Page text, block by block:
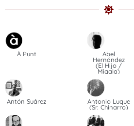
À Punt Abel
Hernández
(El Hijo /
Migala)
Antón Suárez Antonio Luque
(Sr. Chinarro)